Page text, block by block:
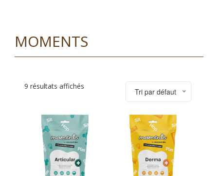
MOMENTS
9 résultats affichés
Tri par défaut